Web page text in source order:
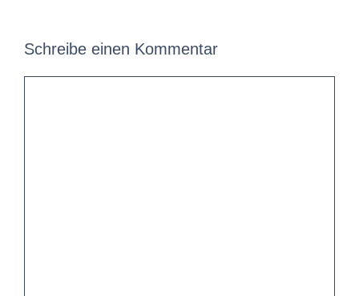
Schreibe einen Kommentar